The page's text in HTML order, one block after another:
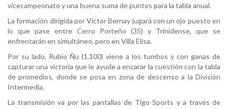
vicecampeonato y una buena suma de puntos para la tabla anual.
La formación dirigida por Víctor Bernay jugará con un ojo puesto en
lo que pase entre Cerro Porteño (35) y Trinidense, que se
enfrentarán en simultáneo, pero en Villa Elisa.
Por su lado, Rubio Ñu (1,100) viene a los tumbos y con ganas de
capturar una victoria que le ayude a encarar la cuestión con la tabla
de promedios, donde se posa en zona de descenso a la División
Intermedia.
La transmisión va por las pantallas de Tigo Sports y a través de